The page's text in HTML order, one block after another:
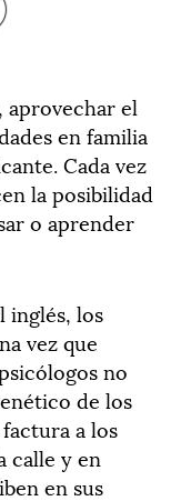
aprovechar el
en familia
Cada vez
la posibilidad
o aprender
inglés, los
vez que
no
de los
a los
calle y en
en sus